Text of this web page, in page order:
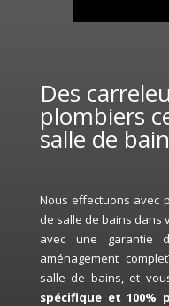
Des
plombiers
salle de
Nous effectuons avec
de salle de bains dans
avec une garantie
aménagement
salle de bains, et
spécifique et 100%